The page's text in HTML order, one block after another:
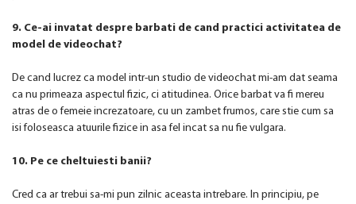
9. Ce-ai invatat despre barbati de cand practici activitatea de
model de videochat?
De cand lucrez ca model intr-un studio de videochat mi-am dat seama
ca nu primeaza aspectul fizic, ci atitudinea. Orice barbat va fi mereu
atras de o femeie increzatoare, cu un zambet frumos, care stie cum sa
isi foloseasca atuurile fizice in asa fel incat sa nu fie vulgara.
10. Pe ce cheltuiesti banii?
Cred ca ar trebui sa-mi pun zilnic aceasta intrebare. In principiu, pe